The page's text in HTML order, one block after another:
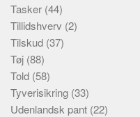
Tasker (44)
Tillidshverv (2)
Tilskud (37)
Tøj (88)
Told (58)
Tyverisikring (33)
Udenlandsk pant (22)